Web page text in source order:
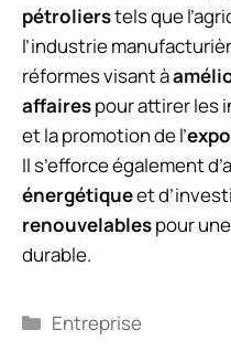
pétrolierstels que
l’industrie
réformes visant à
affairespour attirer les
et la promotion de l’
Il s’efforce également
énergétiqueet
renouvelablespour
durable.
Catégories
Entreprise